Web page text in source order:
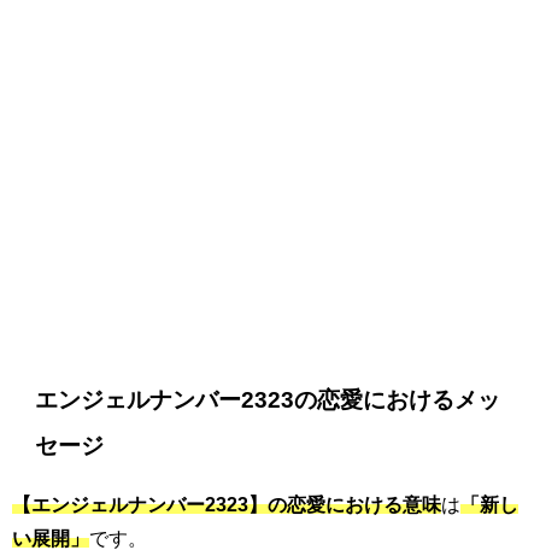
エンジェルナンバー2323の恋愛におけるメッ
セージ
【エンジェルナンバー2323】の恋愛における意味は「新し
い展開」です。